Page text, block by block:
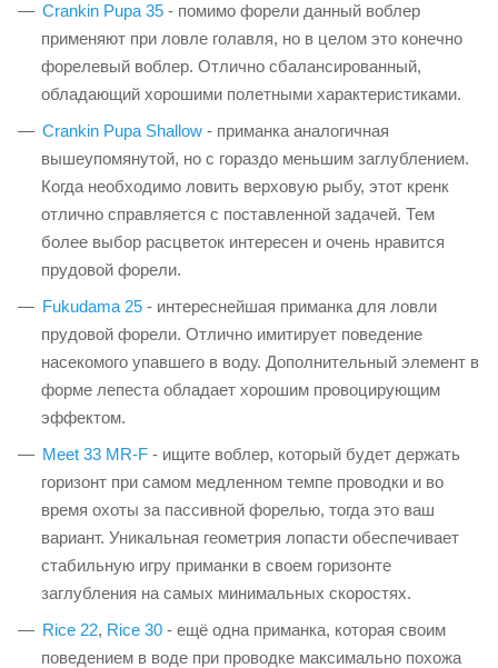
Crankin Pupa 35 - помимо форели данный воблер
применяют при ловле голавля, но в целом это конечно
форелевый воблер. Отлично сбалансированный,
обладающий хорошими полетными характеристиками.
Crankin Pupa Shallow - приманка аналогичная
вышеупомянутой, но с гораздо меньшим заглублением.
Когда необходимо ловить верховую рыбу, этот кренк
отлично справляется с поставленной задачей. Тем
более выбор расцветок интересен и очень нравится
прудовой форели.
Fukudama 25 - интереснейшая приманка для ловли
прудовой форели. Отлично имитирует поведение
насекомого упавшего в воду. Дополнительный элемент в
форме лепеста обладает хорошим провоцирующим
эффектом.
Meet 33 MR-F - ищите воблер, который будет держать
горизонт при самом медленном темпе проводки и во
время охоты за пассивной форелью, тогда это ваш
вариант. Уникальная геометрия лопасти обеспечивает
стабильную игру приманки в своем горизонте
заглубления на самых минимальных скоростях.
Rice 22, Rice 30 - ещё одна приманка, которая своим
поведением в воде при проводке максимально похожа